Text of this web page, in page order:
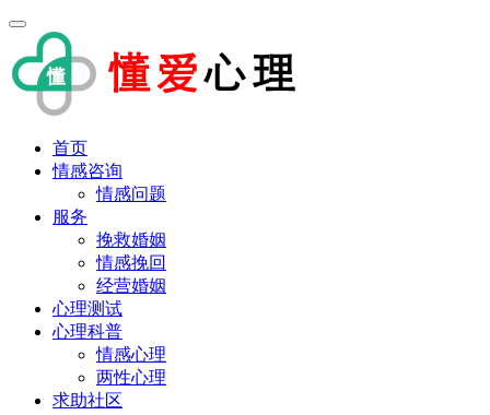
首页
情感咨询
情感问题
服务
挽救婚姻
情感挽回
经营婚姻
心理测试
心理科普
情感心理
两性心理
求助社区